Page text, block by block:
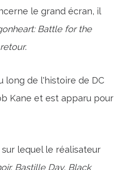
le grand écran, il
Battle for the
.
long de l'histoire de DC
Kane et est apparu pour
lequel le réalisateur
Bastille Day, Black